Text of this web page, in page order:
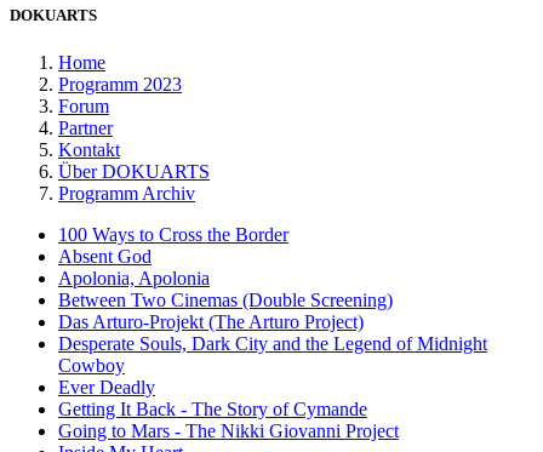
DOKUARTS
Home
Programm 2023
Forum
Partner
Kontakt
Über DOKUARTS
Programm Archiv
100 Ways to Cross the Border
Absent God
Apolonia, Apolonia
Between Two Cinemas (Double Screening)
Das Arturo-Projekt (The Arturo Project)
Desperate Souls, Dark City and the Legend of Midnight
Cowboy
Ever Deadly
Getting It Back - The Story of Cymande
Going to Mars - The Nikki Giovanni Project